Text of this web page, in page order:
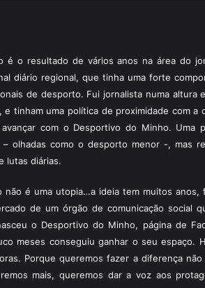
é o resultado de vários anos na área do
diário regional, que tinha uma forte
de desporto. Fui jornalista numa altura
e tinham uma política de proximidade com a
com o Desportivo do Minho. Uma
– olhadas como o desporto menor -, mas
lutas diárias.
não é uma utopia…a ideia tem muitos anos,
de um órgão de comunicação social
o Desportivo do Minho, página de
meses conseguiu ganhar o seu espaço.
Porque queremos fazer a diferença
mais, queremos dar a voz aos